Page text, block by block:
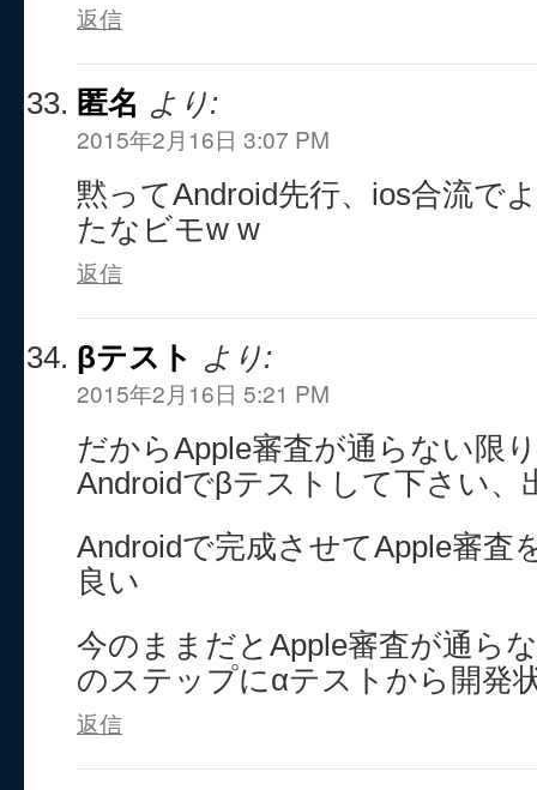
返信
匿名 より:
2015年2月16日 3:07 PM
黙ってAndroid先行、ios合流で
たなビモw w
返信
βテスト より:
2015年2月16日 5:21 PM
だからApple審査が通らない限
Androidでβテストして下さい、
Androidで完成させてApple審査
良い
今のままだとApple審査が通ら
のステップにαテストから開発
返信